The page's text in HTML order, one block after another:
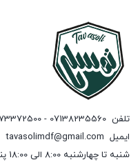
تلفن 07138235560 - 09173372500
ایمیل tavasolimdf@gmail.com
شنبه تا چهارشنبه 8:00 الی 18:00 پنجشنبه 8:00 الی 13:00